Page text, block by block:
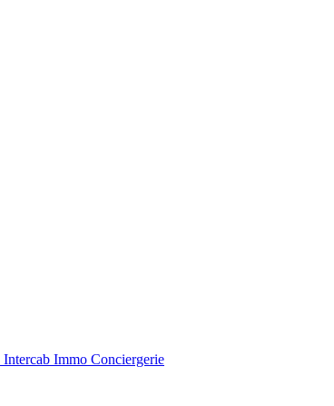
Intercab Immo Conciergerie